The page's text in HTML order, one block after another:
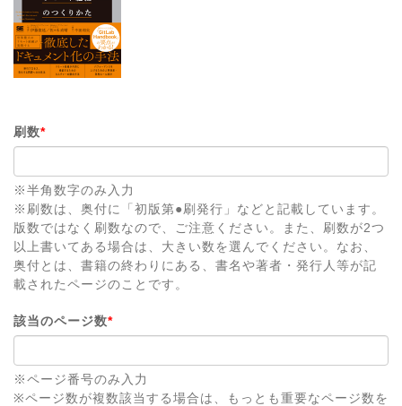
刷数*
※半角数字のみ入力
※刷数は、奥付に「初版第●刷発行」などと記載しています。
版数ではなく刷数なので、ご注意ください。また、刷数が2つ
以上書いてある場合は、大きい数を選んでください。なお、
奥付とは、書籍の終わりにある、書名や著者・発行人等が記
載されたページのことです。
該当のページ数*
※ページ番号のみ入力
※ページ数が複数該当する場合は、もっとも重要なページ数を